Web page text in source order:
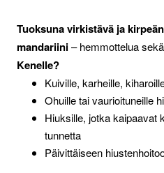
Tuoksuna virkistävä ja
mandariini– hemmottelua
Kenelle?
Kuiville, karheille,
Ohuille tai vaurioituneille
Hiuksille, jotka kaipaavat
tunnetta
Päivittäiseen